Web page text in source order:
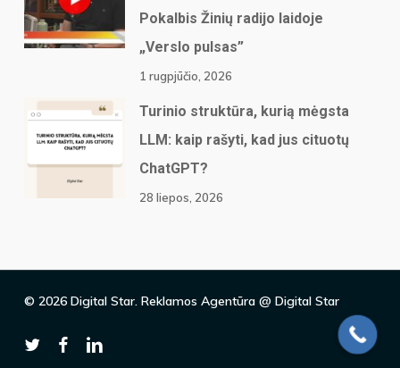
Pokalbis Žinių radijo laidoje
„Verslo pulsas”
1 rugpjūčio, 2026
Turinio struktūra, kurią mėgsta
LLM: kaip rašyti, kad jus cituotų
ChatGPT?
28 liepos, 2026
© 2026 Digital Star. Reklamos Agentūra @ Digital Star
twitterfacebooklinkedin